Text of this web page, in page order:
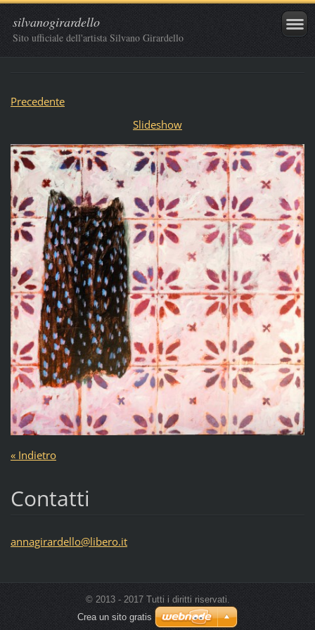
silvanogirardello
Sito ufficiale dell'artista Silvano Girardello
Precedente
Slideshow
« Indietro
Contatti
annagirardello@libero.it
© 2013 - 2017 Tutti i diritti riservati.
Crea un sito gratis